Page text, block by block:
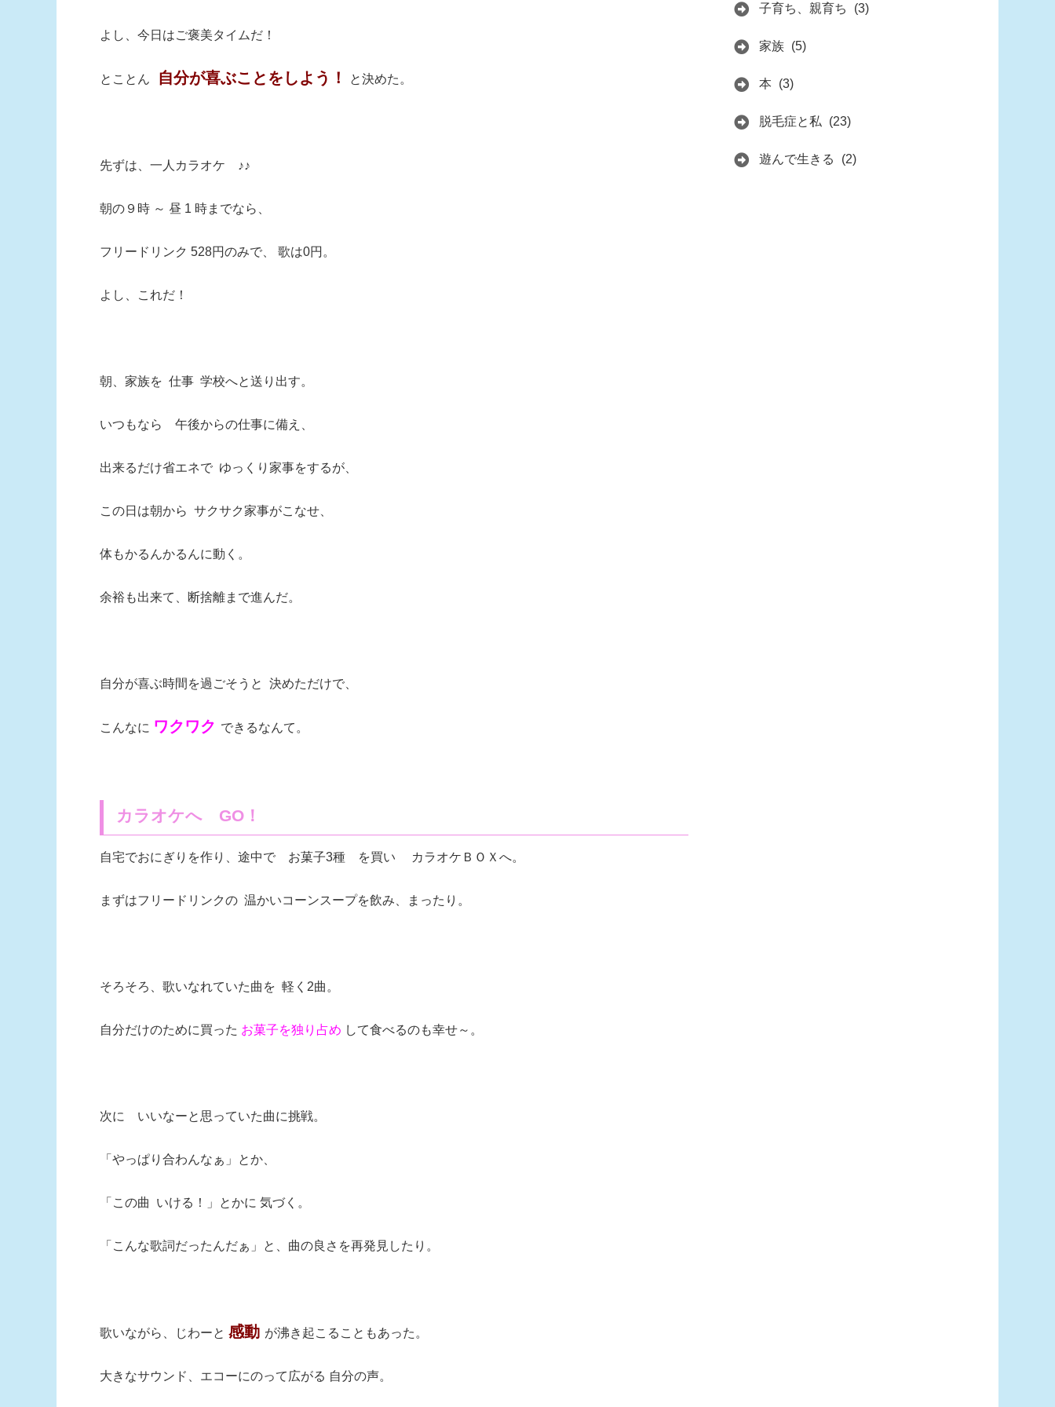
よし、今日はご褒美タイムだ！
とことん 自分が喜ぶことをしよう！ と決めた。
先ずは、一人カラオケ ♪♪
朝の９時 ～ 昼 1 時までなら、
フリードリンク 528円のみで、 歌は0円。
よし、これだ！
朝、家族を 仕事 学校へと送り出す。
いつもなら 午後からの仕事に備え、
出来るだけ省エネで ゆっくり家事をするが、
この日は朝から サクサク家事がこなせ、
体もかるんかるんに動く。
余裕も出来て、断捨離まで進んだ。
自分が喜ぶ時間を過ごそうと 決めただけで、
こんなに ワクワク できるなんて。
カラオケへ GO！
自宅でおにぎりを作り、途中で お菓子3種 を買い カラオケＢＯＸへ。
まずはフリードリンクの 温かいコーンスープを飲み、まったり。
そろそろ、歌いなれていた曲を 軽く2曲。
自分だけのために買った お菓子を独り占め して食べるのも幸せ～。
次に いいなーと思っていた曲に挑戦。
「やっぱり合わんなぁ」とか、
「この曲 いける！」とかに 気づく。
「こんな歌詞だったんだぁ」と、曲の良さを再発見したり。
歌いながら、じわーと 感動 が沸き起こることもあった。
大きなサウンド、エコーにのって広がる 自分の声。
子育ち、親育ち (3)
家族 (5)
本 (3)
脱毛症と私 (23)
遊んで生きる (2)